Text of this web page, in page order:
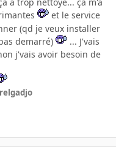
et le service
(qd je veux installer
demarré)
... J'vais
j'vais avoir besoin de